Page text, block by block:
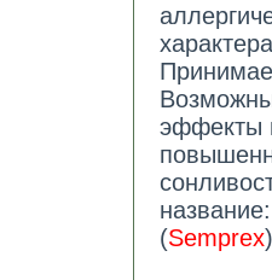
эффекты
(Semprex